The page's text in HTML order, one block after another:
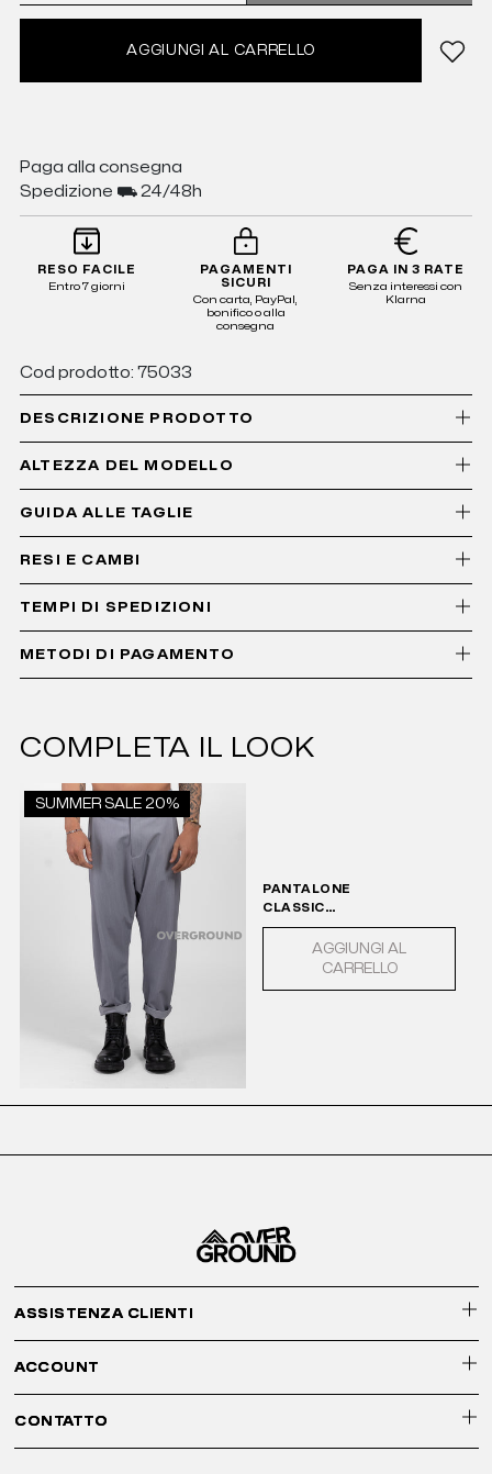
AGGIUNGI AL CARRELLO
Paga alla consegna
Spedizione ⛟ 24/48h
RESO FACILE
Entro 7 giorni
PAGAMENTI
SICURI
Con carta, PayPal,
bonifico o alla
consegna
PAGA IN 3 RATE
Senza interessi con
Klarna
Cod prodotto: 75033
DESCRIZIONE PRODOTTO
ALTEZZA DEL MODELLO
GUIDA ALLE TAGLIE
RESI E CAMBI
TEMPI DI SPEDIZIONI
METODI DI PAGAMENTO
COMPLETA IL LOOK
PANTALONE
CLASSIC
CAVALLO
LEGGERO
AGGIUNGI AL
CARRELLO
SUMMER SALE 20%
ASSISTENZA CLIENTI
ACCOUNT
CONTATTO